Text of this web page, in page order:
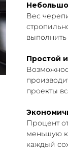
Вес
Простой
проекты
Процент
меньшую
каждый